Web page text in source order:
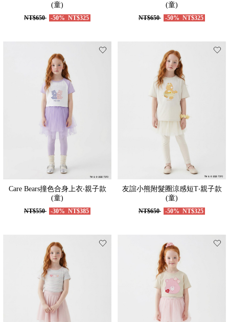
(童)
NT$650 -50% NT$325
(童)
NT$650 -50% NT$325
Care Bears撞色合身上衣‧親子款
(童)
NT$550 -30% NT$385
友誼小熊附髮圈涼感短T‧親子款
(童)
NT$650 -50% NT$325